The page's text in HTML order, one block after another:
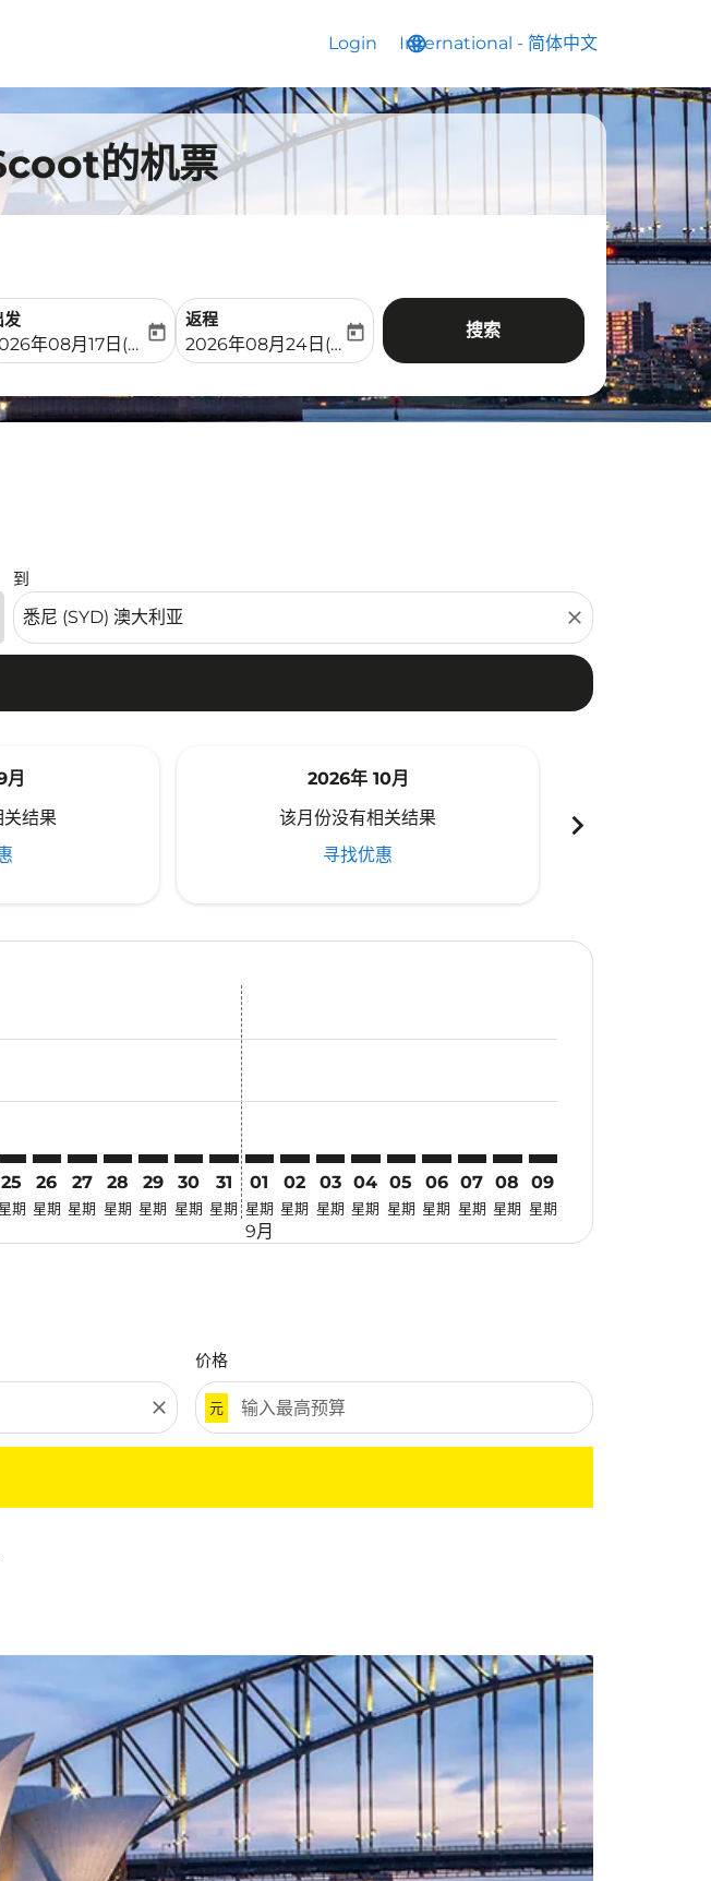
Login language
International - 简体中文
keyboard_arrow_down
的机票
发
booking-departure-date-aria-label
年08月17日(周一)
today
返程
fc-booking-return-date-aria-label
2026年08月24日(周一)
today 搜索
到
close
结果
2026年 10月
该月份没有相关结果
寻找优惠
chevron_right
view-offers-disclaimer. 寻找优惠
cmp-view-offers-disclaimer. 寻找优惠
cmp-view-offers-disclaimer. 寻找优惠
PQC–SYD: cmp-view-offers-disclaimer. 寻找优惠
25
期
PQC–SYD: cmp-view-offers-disclaimer. 寻找优惠
26
星期
PQC–SYD: cmp-view-offers-disclaimer. 寻找优惠
27
星期
PQC–SYD: cmp-view-offers-disclaimer. 寻找优惠
28
星期
PQC–SYD: cmp-view-offers-disclaimer. 寻找优惠
29
星期
PQC–SYD: cmp-view-offers-disclaimer. 寻找优惠
30
星期
PQC–SYD: cmp-view-offers-disclaimer. 寻找优惠
31
星期
01
星期
9月
02
星期
03
星期
04
星期
05
星期
06
星期
07
星期
08
星期
09
星期
close
价格
元